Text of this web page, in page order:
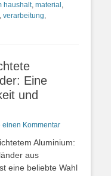
haushalt, material ,
, verarbeitung,
Eine
und
einen Kommentar
Aluminium:
aus
eine beliebte Wahl